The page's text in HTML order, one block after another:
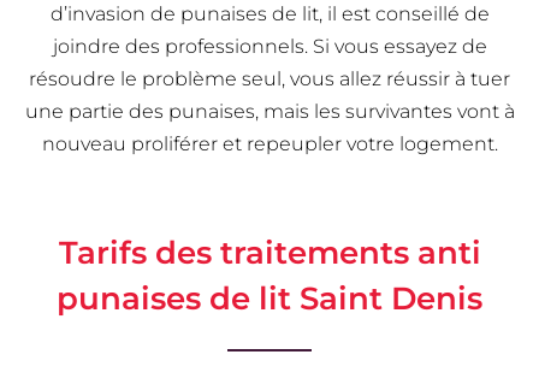
d’invasion de punaises de lit, il est conseillé de
joindre des professionnels. Si vous essayez de
résoudre le problème seul, vous allez réussir à tuer
une partie des punaises, mais les survivantes vont à
nouveau proliférer et repeupler votre logement.
Tarifs des traitements anti
punaises de lit Saint Denis